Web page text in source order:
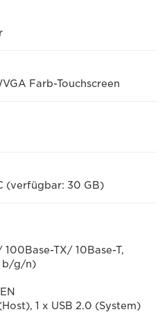
Farb-Touchscreen
(verfügbar: 30 GB)
TX/ 10Base-T,
b/g/n)
1 x USB 2.0 (System)